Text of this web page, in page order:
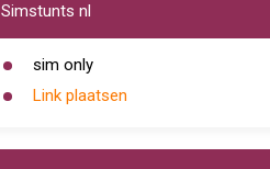
Simstunts nl
sim only
Link plaatsen